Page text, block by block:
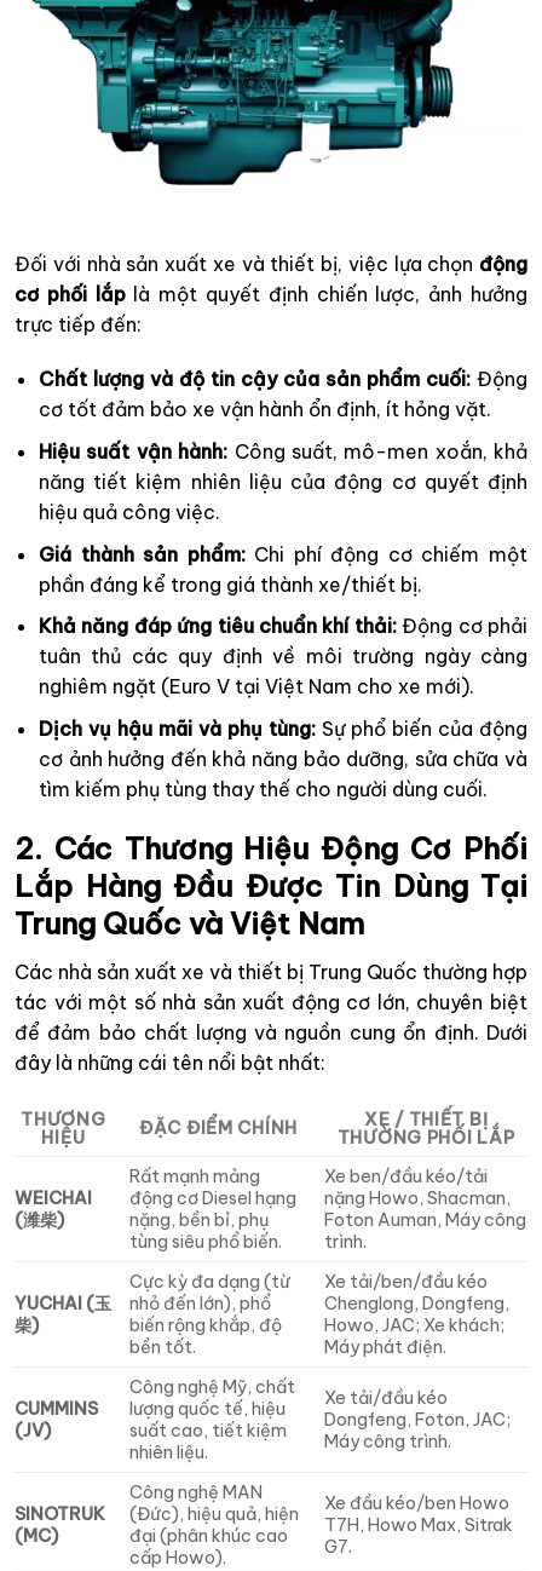
Đối với nhà sản xuất xe và thiết bị, việc lựa chọn động
cơ phối lắplà một quyết định chiến lược, ảnh hưởng
trực tiếp đến:
Chất lượng và độ tin cậy của sản phẩm cuối: Động
cơ tốt đảm bảo xe vận hành ổn định, ít hỏng vặt.
Hiệu suất vận hành: Công suất, mô-men xoắn, khả
năng tiết kiệm nhiên liệu của động cơ quyết định
hiệu quả công việc.
Giá thành sản phẩm:Chi phí động cơ chiếm một
phần đáng kể trong giá thành xe/thiết bị.
Khả năng đáp ứng tiêu chuẩn khí thải:Động cơ phải
tuân thủ các quy định về môi trường ngày càng
nghiêm ngặt (Euro V tại Việt Nam cho xe mới).
Dịch vụ hậu mãi và phụ tùng: Sự phổ biến của động
cơ ảnh hưởng đến khả năng bảo dưỡng, sửa chữa và
tìm kiếm phụ tùng thay thế cho người dùng cuối.
2. Các Thương Hiệu Động Cơ Phối
Lắp Hàng Đầu Được Tin Dùng Tại
Trung Quốc và Việt Nam
Các nhà sản xuất xe và thiết bị Trung Quốc thường hợp
tác với một số nhà sản xuất động cơ lớn, chuyên biệt
để đảm bảo chất lượng và nguồn cung ổn định. Dưới
đây là những cái tên nổi bật nhất:
THƯƠNG
HIỆU
ĐẶC ĐIỂM CHÍNH
XE / THIẾT BỊ
THƯỜNG PHỐI LẮP
WEICHAI
(潍柴)
Rất mạnh mảng
động cơ Diesel hạng
nặng, bền bỉ, phụ
tùng siêu phổ biến.
Xe ben/đầu kéo/tải
nặng Howo, Shacman,
Foton Auman, Máy công
trình.
YUCHAI (玉
柴)
Cực kỳ đa dạng (từ
nhỏ đến lớn), phổ
biến rộng khắp, độ
bền tốt.
Xe tải/ben/đầu kéo
Chenglong, Dongfeng,
Howo, JAC; Xe khách;
Máy phát điện.
CUMMINS
(JV)
Công nghệ Mỹ, chất
lượng quốc tế, hiệu
suất cao, tiết kiệm
nhiên liệu.
Xe tải/đầu kéo
Dongfeng, Foton, JAC;
Máy công trình.
SINOTRUK
(MC)
Công nghệ MAN
(Đức), hiệu quả, hiện
đại (phân khúc cao
cấp Howo).
Xe đầu kéo/ben Howo
T7H, Howo Max, Sitrak
G7.